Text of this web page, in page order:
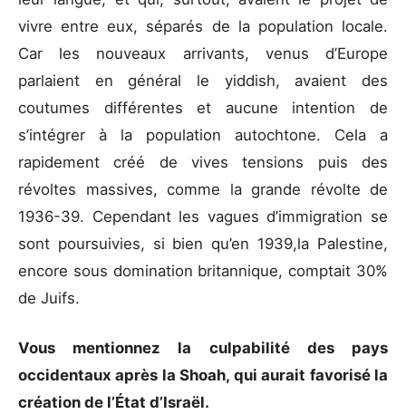
vivre entre eux, séparés de la population locale.
Car les nouveaux arrivants, venus d’Europe
parlaient en général le yiddish, avaient des
coutumes différentes et aucune intention de
s’intégrer à la population autochtone. Cela a
rapidement créé de vives tensions puis des
révoltes massives, comme la grande révolte de
1936-39. Cependant les vagues d’immigration se
sont poursuivies, si bien qu’en 1939,la Palestine,
encore sous domination britannique, comptait 30%
de Juifs.
Vous mentionnez la culpabilité des pays
occidentaux après la Shoah, qui aurait favorisé la
création de l’État d’Israël.